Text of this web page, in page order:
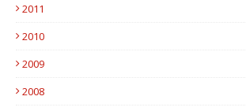
2011
2010
2009
2008